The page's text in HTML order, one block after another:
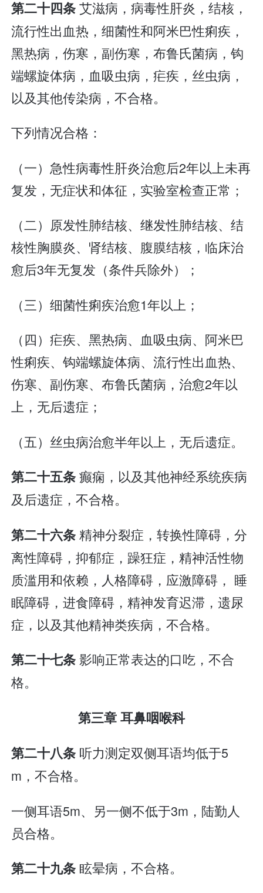
第二十四条艾滋病，病毒性肝炎，结核，
流行性出血热，细菌性和阿米巴性痢疾，
黑热病，伤寒，副伤寒，布鲁氏菌病，钩
端螺旋体病，血吸虫病，疟疾，丝虫病，
以及其他传染病，不合格。
下列情况合格：
（一）急性病毒性肝炎治愈后2年以上未再
复发，无症状和体征，实验室检查正常；
（二）原发性肺结核、继发性肺结核、结
核性胸膜炎、肾结核、腹膜结核，临床治
愈后3年无复发（条件兵除外）；
（三）细菌性痢疾治愈1年以上；
（四）疟疾、黑热病、血吸虫病、阿米巴
性痢疾、钩端螺旋体病、流行性出血热、
伤寒、副伤寒、布鲁氏菌病，治愈2年以
上，无后遗症；
（五）丝虫病治愈半年以上，无后遗症。
第二十五条癫痫，以及其他神经系统疾病
及后遗症，不合格。
第二十六条精神分裂症，转换性障碍，分
离性障碍，抑郁症，躁狂症，精神活性物
质滥用和依赖，人格障碍，应激障碍， 睡
眠障碍，进食障碍，精神发育迟滞，遗尿
症，以及其他精神类疾病，不合格。
第二十七条影响正常表达的口吃，不合
格。
第三章 耳鼻咽喉科
第二十八条 听力测定双侧耳语均低于5
m，不合格。
一侧耳语5m、另一侧不低于3m，陆勤人
员合格。
第二十九条 眩晕病，不合格。